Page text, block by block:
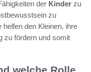
der Kinder zu
zu
den Kleinen, ihre
zu fördern und somit